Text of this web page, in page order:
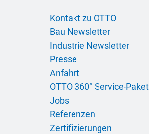
Kontakt zu OTTO
Bau Newsletter
Industrie Newsletter
Presse
Anfahrt
OTTO 360° Service-Paket
Jobs
Referenzen
Zertifizierungen